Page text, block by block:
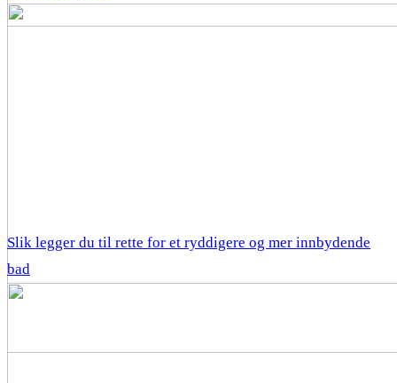
Slik legger du til rette for et ryddigere og mer innbydende
bad